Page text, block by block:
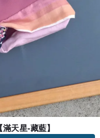
天星-藏藍】